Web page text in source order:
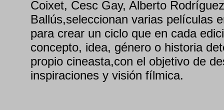
Coixet, Cesc Gay, Alberto
Ballús,seleccionan varias películas
para crear un ciclo que en cada
concepto, idea, género o historia
propio cineasta,con el objetivo de
inspiraciones y visión fílmica.